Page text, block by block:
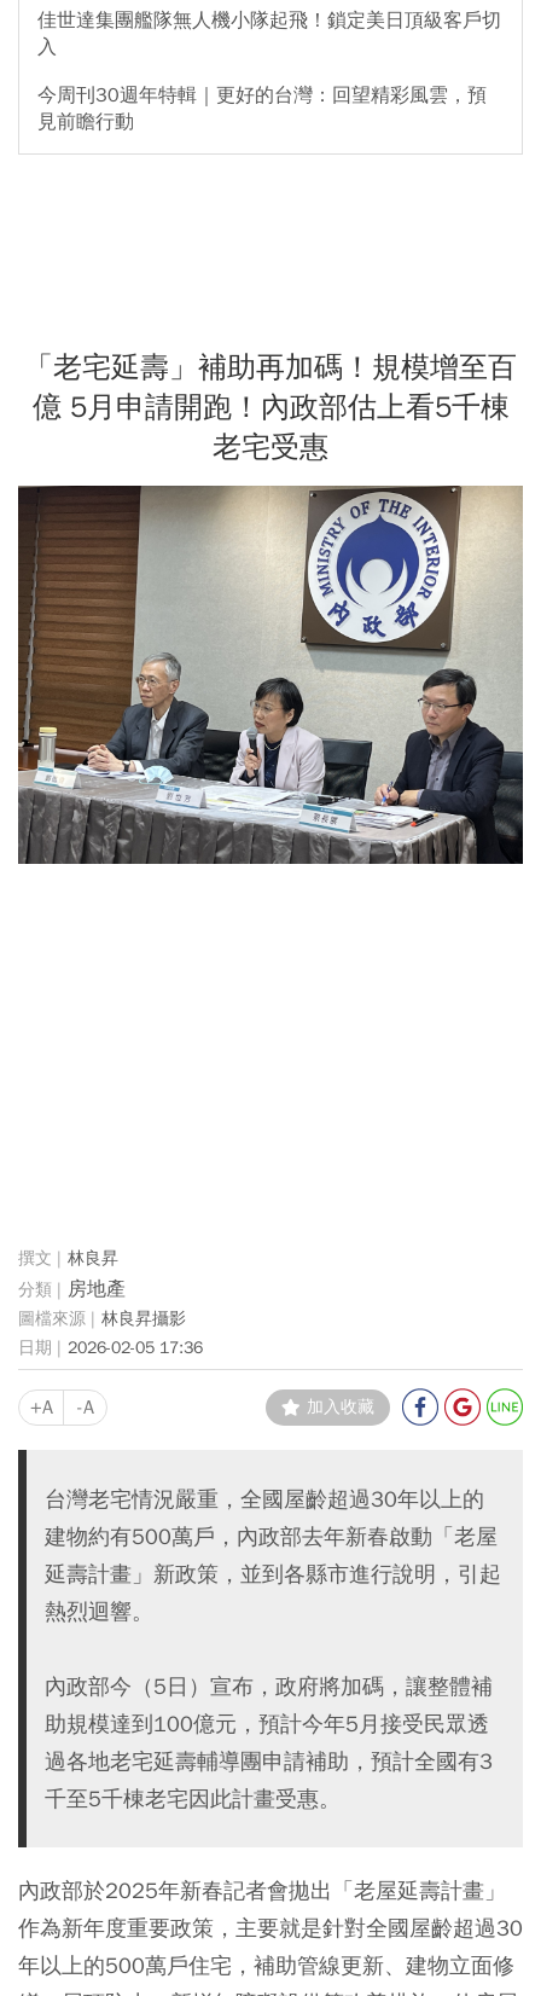
佳世達集團艦隊無人機小隊起飛！鎖定美日頂級客戶切
入
今周刊30週年特輯｜更好的台灣：回望精彩風雲，預
見前瞻行動
「老宅延壽」補助再加碼！規模增至百
億 5月申請開跑！內政部估上看5千棟
老宅受惠
林良昇
房地產
林良昇攝影
2026-02-05 17:36
+A -A 加入收藏
台灣老宅情況嚴重，全國屋齡超過30年以上的
建物約有500萬戶，內政部去年新春啟動「老屋
延壽計畫」新政策，並到各縣市進行說明，引起
熱烈迴響。
內政部今（5日）宣布，政府將加碼，讓整體補
助規模達到100億元，預計今年5月接受民眾透
過各地老宅延壽輔導團申請補助，預計全國有3
千至5千棟老宅因此計畫受惠。
內政部於2025年新春記者會拋出「老屋延壽計畫」
作為新年度重要政策，主要就是針對全國屋齡超過30
年以上的500萬戶住宅，補助管線更新、建物立面修